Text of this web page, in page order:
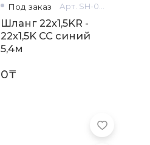
Под заказ
Шланг 22х1,5KR -
22х1,5K CC синий
5,4м
0₸